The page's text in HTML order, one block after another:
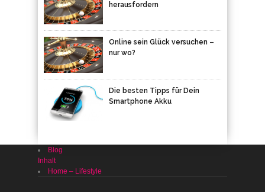
herausfordern
Online sein Glück versuchen –
nur wo?
Die besten Tipps für Dein
Smartphone Akku
Blog
Inhalt
Home – Lifestyle